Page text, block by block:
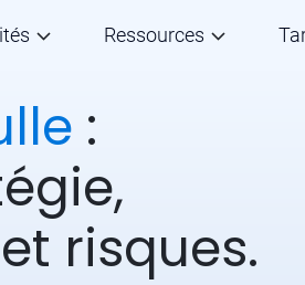
Ressources
:
risques.